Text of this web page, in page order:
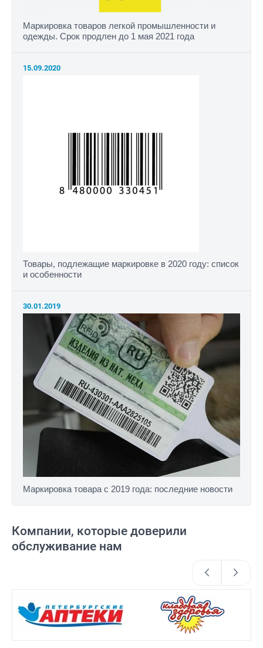
Маркировка товаров легкой промышленности и
одежды. Срок продлен до 1 мая 2021 года
15.09.2020
Товары, подлежащие маркировке в 2020 году: список
и особенности
30.01.2019
Маркировка товара с 2019 года: последние новости
Компании, которые доверили
обслуживание нам